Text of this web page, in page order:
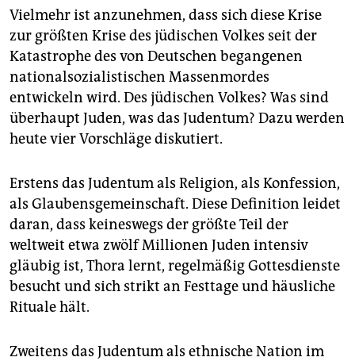
Vielmehr ist anzunehmen, dass sich diese Krise
zur größten Krise des jüdischen Volkes seit der
Katastrophe des von Deutschen begangenen
nationalsozialistischen Massenmordes
entwickeln wird. Des jüdischen Volkes? Was sind
überhaupt Juden, was das Judentum? Dazu werden
heute vier Vorschläge diskutiert.
Erstens das Judentum als Religion, als Konfession,
als Glaubensgemeinschaft. Diese Definition leidet
daran, dass keineswegs der größte Teil der
weltweit etwa zwölf Millionen Juden intensiv
gläubig ist, Thora lernt, regelmäßig Gottesdienste
besucht und sich strikt an Festtage und häusliche
Rituale hält.
Zweitens das Judentum als ethnische Nation im